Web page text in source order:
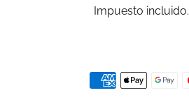
Impuesto incluido.